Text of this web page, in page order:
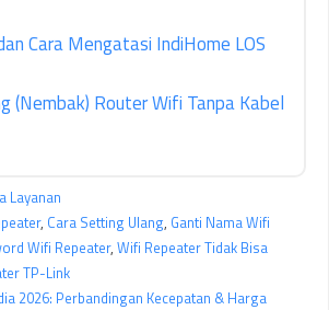
Cara Mengatasi IndiHome LOS
(Nembak) Router Wifi Tanpa Kabel
Layanan
, Cara Setting Ulang, Ganti Nama Wifi
Wifi Repeater, Wifi Repeater Tidak Bisa
TP-Link
2026: Perbandingan Kecepatan & Harga